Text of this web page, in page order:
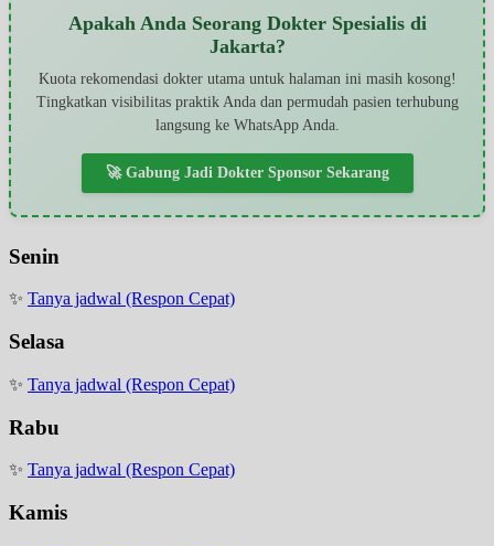
Apakah Anda Seorang Dokter Spesialis di
Jakarta?
Kuota rekomendasi dokter utama untuk halaman ini masih kosong!
Tingkatkan visibilitas praktik Anda dan permudah pasien terhubung
langsung ke WhatsApp Anda.
🚀 Gabung Jadi Dokter Sponsor Sekarang
Senin
✨ Tanya jadwal (Respon Cepat)
Selasa
✨ Tanya jadwal (Respon Cepat)
Rabu
✨ Tanya jadwal (Respon Cepat)
Kamis